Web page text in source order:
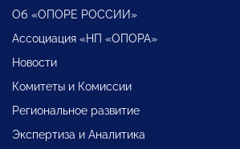
Об «ОПОРЕ РОССИИ»
Ассоциация «НП «ОПОРА»
Новости
Комитеты и Комиссии
Региональное развитие
Экспертиза и Аналитика